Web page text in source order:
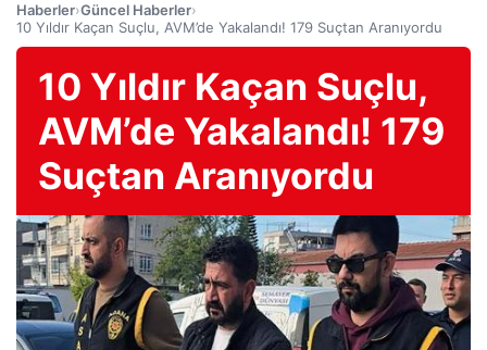
Haberler›Güncel Haberler›
10 Yıldır Kaçan Suçlu, AVM’de Yakalandı! 179 Suçtan Aranıyordu
10 Yıldır Kaçan Suçlu,
AVM’de Yakalandı! 179
Suçtan Aranıyordu